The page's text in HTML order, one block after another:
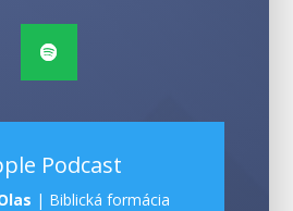
Podcast
| Biblická formácia